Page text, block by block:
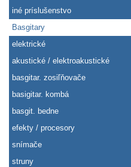
iné príslušenstvo
Basgitary
elektrické
akustické / elektroakustické
basgitar. zosiľňovače
basigitar. kombá
basgit. bedne
efekty / procesory
snímače
struny